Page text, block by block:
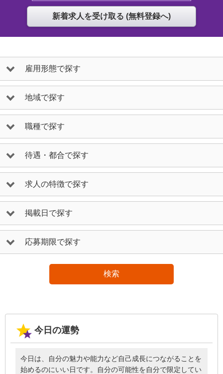
雇用形態で探す
地域で探す
職種で探す
待遇・都合で探す
求人の特徴で探す
掲載日で探す
応募期限で探す
検索
今日の運勢
今日は、自分の魅力や能力など自己成長につながることを
始めるのにいい日です。自分の可能性を自分で限定してい